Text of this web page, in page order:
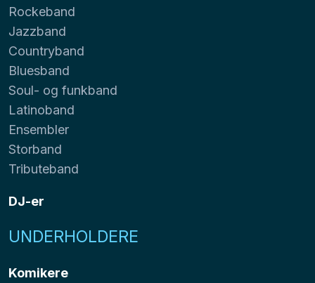
Rockeband
Jazzband
Countryband
Bluesband
Soul- og funkband
Latinoband
Ensembler
Storband
Tributeband
DJ-er
UNDERHOLDERE
Komikere